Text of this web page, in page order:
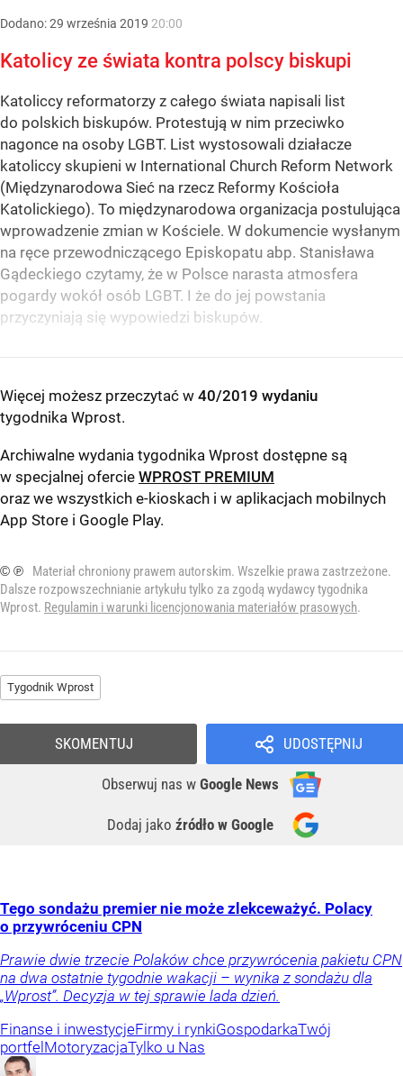
Dodano:29 września 2019 20:00
Katolicy ze świata kontra polscy biskupi
Katoliccy reformatorzy z całego świata napisali list
do polskich biskupów. Protestują w nim przeciwko
nagonce na osoby LGBT. List wystosowali działacze
katoliccy skupieni w International Church Reform Network
(Międzynarodowa Sieć na rzecz Reformy Kościoła
Katolickiego). To międzynarodowa organizacja postulująca
wprowadzenie zmian w Kościele. W dokumencie wysłanym
na ręce przewodniczącego Episkopatu abp. Stanisława
Gądeckiego czytamy, że w Polsce narasta atmosfera
pogardy wokół osób LGBT. I że do jej powstania
przyczyniają się wypowiedzi biskupów.
Więcej możesz przeczytać w 40/2019 wydaniu
tygodnika Wprost.
Archiwalne wydania tygodnika Wprost dostępne są
w specjalnej ofercie WPROST PREMIUM
oraz we wszystkich e-kioskach i w aplikacjach mobilnych
App Store i Google Play.
© ℗
Materiał chroniony prawem autorskim. Wszelkie prawa zastrzeżone.
Dalsze rozpowszechnianie artykułu tylko za zgodą wydawcy tygodnika
Wprost. Regulamin i warunki licencjonowania materiałów prasowych.
Tygodnik Wprost
UDOSTĘPNIJ
Obserwuj nas w Google News
Dodaj jako źródło w Google
SKOMENTUJ
Tego sondażu premier nie może zlekceważyć. Polacy
o przywróceniu CPN
Prawie dwie trzecie Polaków chce przywrócenia pakietu CPN
na dwa ostatnie tygodnie wakacji – wynika z sondażu dla
„Wprost”. Decyzja w tej sprawie lada dzień.
Finanse i inwestycjeFirmy i rynkiGospodarkaTwój
portfelMotoryzacjaTylko u Nas